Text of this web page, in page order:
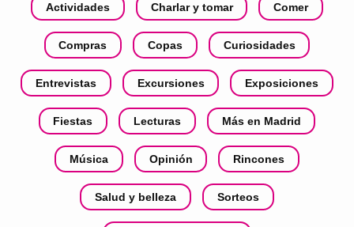
Actividades Charlar y tomar Comer
Compras Copas Curiosidades
Entrevistas Excursiones Exposiciones
Fiestas Lecturas Más en Madrid
Música Opinión Rincones
Salud y belleza Sorteos